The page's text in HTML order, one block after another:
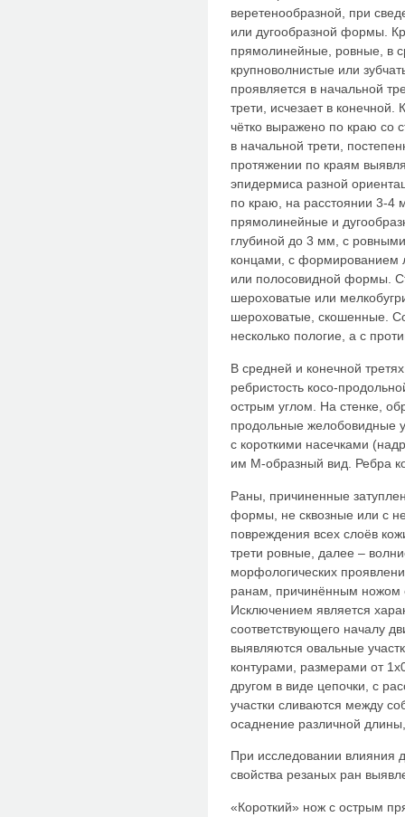
веретенообразной, при
или дугообразной формы.
прямолинейные, ровные, в
крупноволнистые или
проявляется в начальной
трети, исчезает в
чётко выражено по краю со
в начальной трети,
протяжении по краям
эпидермиса разной
по краю, на расстоянии 3-4
прямолинейные и
глубиной до 3 мм, с
концами, с формированием
или полосовидной формы.
шероховатые или
шероховатые, скошенные.
несколько пологие, а с
В средней и конечной
ребристость косо-
острым углом. На стенке,
продольные желобовидные
с короткими насечками
им М-образный вид. Ребра
Раны, причиненные
формы, не сквозные или с
повреждения всех слоёв
трети ровные, далее –
морфологических
ранам, причинённым ножом
Исключением является
соответствующего началу
выявляются овальные
контурами, размерами от
другом в виде цепочки, с
участки сливаются между
осаднение различной
При исследовании влияния
свойства резаных ран
«Короткий» нож с острым